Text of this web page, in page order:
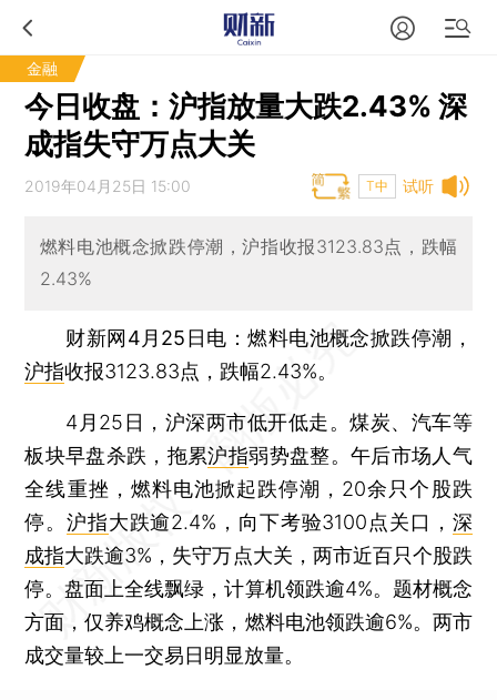
金融
今日收盘：沪指放量大跌2.43% 深
成指失守万点大关
试听
2019年04月25日 15:00 T中
燃料电池概念掀跌停潮，沪指收报3123.83点，跌幅
2.43%
财新网4月25日电 ：燃料电池概念掀跌停潮，
沪指收报3123.83点，跌幅2.43%。
4月25日，沪深两市低开低走。煤炭、汽车等
板块早盘杀跌，拖累沪指弱势盘整。午后市场人气
全线重挫，燃料电池掀起跌停潮，20余只个股跌
停。沪指大跌逾2.4%，向下考验3100点关口， 深
成指大跌逾3%，失守万点大关，两市近百只个股跌
停。盘面上全线飘绿，计算机领跌逾4%。题材概念
方面，仅养鸡概念上涨，燃料电池领跌逾6%。两市
成交量较上一交易日明显放量。